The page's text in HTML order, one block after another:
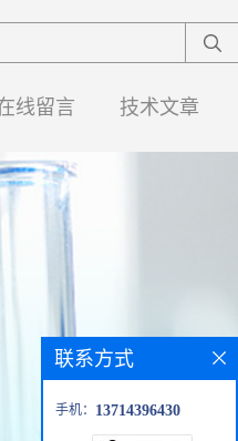
线留言 技术文章
联系方式
手机： 13714396430